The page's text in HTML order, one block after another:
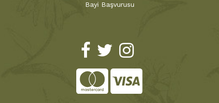
Bayi Başvurusu